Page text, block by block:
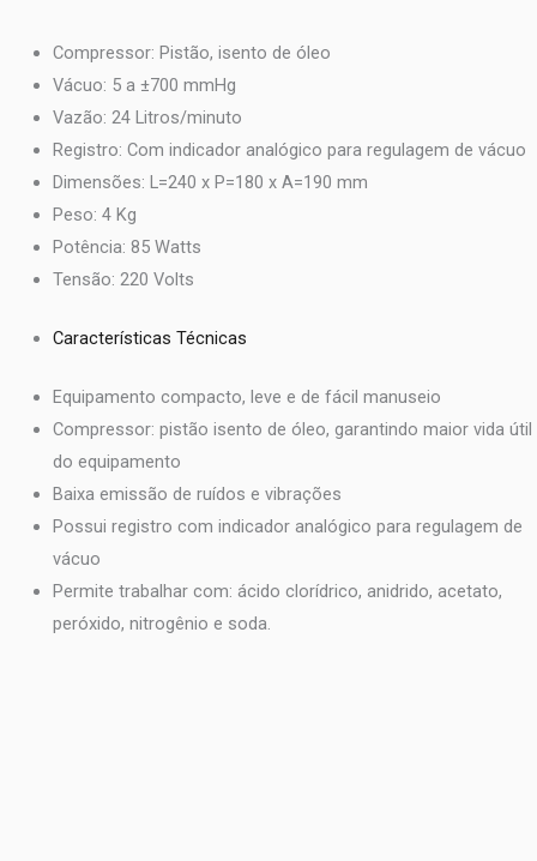
Compressor: Pistão, isento de óleo
Vácuo: 5 a ±700 mmHg
Vazão: 24 Litros/minuto
Registro: Com indicador analógico para regulagem de vácuo
Dimensões: L=240 x P=180 x A=190 mm
Peso: 4 Kg
Potência: 85 Watts
Tensão: 220 Volts
Características Técnicas
Equipamento compacto, leve e de fácil manuseio
Compressor: pistão isento de óleo, garantindo maior vida útil
do equipamento
Baixa emissão de ruídos e vibrações
Possui registro com indicador analógico para regulagem de
vácuo
Permite trabalhar com: ácido clorídrico, anidrido, acetato,
peróxido, nitrogênio e soda.